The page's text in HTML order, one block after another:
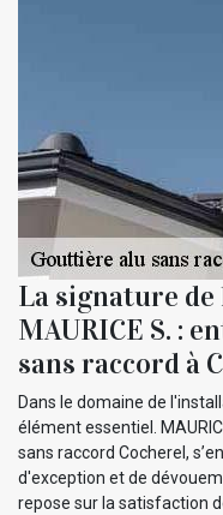
La signature de
MAURICE S. :
sans raccord à
Dans le domaine de
élément essentiel.
sans raccord Cocherel,
d'exception et de
repose sur la satisfaction